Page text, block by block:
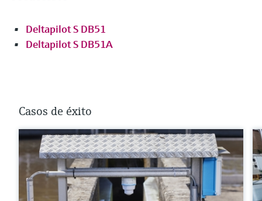
Deltapilot S DB51
Deltapilot S DB51A
Casos de éxito